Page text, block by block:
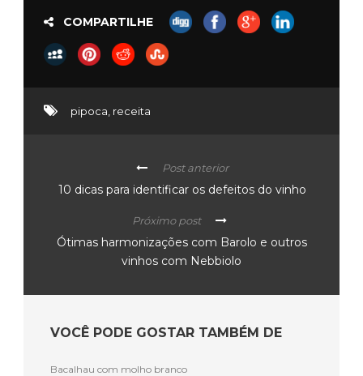
COMPARTILHE
pipoca receita
Post anterior
10 dicas para identificar os defeitos do vinho
Próximo post
Ótimas harmonizações com Barolo e outros
vinhos com Nebbiolo
VOCÊ PODE GOSTAR TAMBÉM DE
Bacalhau com molho branco